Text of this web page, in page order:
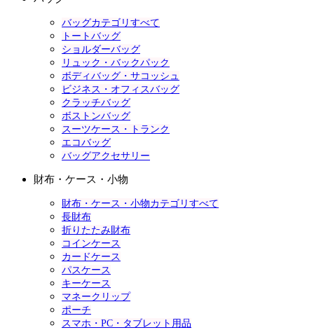
バッグカテゴリすべて
トートバッグ
ショルダーバッグ
リュック・バックパック
ボディバッグ・サコッシュ
ビジネス・オフィスバッグ
クラッチバッグ
ボストンバッグ
スーツケース・トランク
エコバッグ
バッグアクセサリー
財布・ケース・小物
財布・ケース・小物カテゴリすべて
長財布
折りたたみ財布
コインケース
カードケース
パスケース
キーケース
マネークリップ
ポーチ
スマホ・PC・タブレット用品